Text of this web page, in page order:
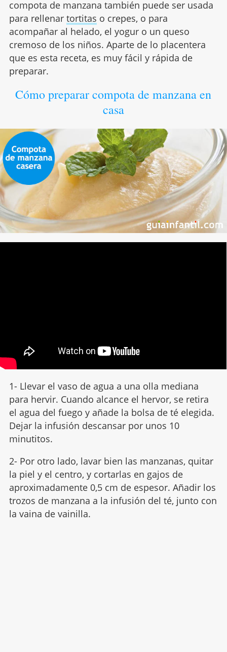
compota de manzana también puede ser usada
para rellenar tortitas o crepes, o para
acompañar al helado, el yogur o un queso
cremoso de los niños. Aparte de lo placentera
que es esta receta, es muy fácil y rápida de
preparar.
Cómo preparar compota de manzana en
casa
1- Llevar el vaso de agua a una olla mediana
para hervir. Cuando alcance el hervor, se retira
el agua del fuego y añade la bolsa de té elegida.
Dejar la infusión descansar por unos 10
minutitos.
2- Por otro lado, lavar bien las manzanas, quitar
la piel y el centro, y cortarlas en gajos de
aproximadamente 0,5 cm de espesor. Añadir los
trozos de manzana a la infusión del té, junto con
la vaina de vainilla.